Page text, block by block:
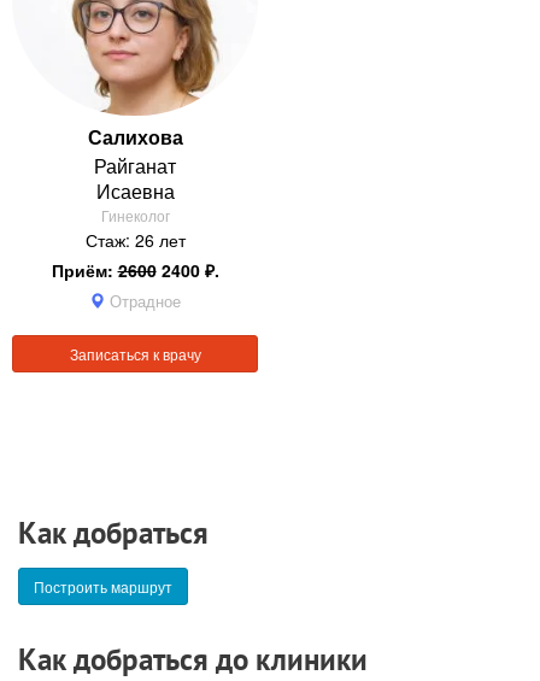
Салихова
Райганат
Исаевна
Гинеколог
Стаж: 26 лет
Приём:26002400 ₽.
Отрадное
Записаться к врачу
Как добраться
Построить маршрут
Как добраться до клиники